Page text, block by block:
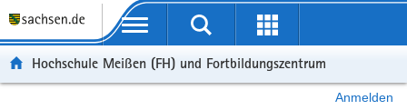
Portalübergreifende Navigation
Hochschule Meißen (FH) und Fortbildungszentrum
Anmelden